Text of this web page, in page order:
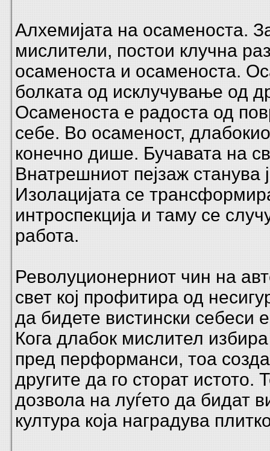
Алхемијата на осаменоста.
мислители, постои клучна
осаменоста и осаменоста.
болката од исклучување од
Осаменоста е радоста од
себе. Во осаменост,
конечно дише. Бучавата на
Внатрешниот пејзаж станува
Изолацијата се
интроспекција и таму се
работа.
Револуционерниот чин на
свет кој профитира од
да бидете вистински себеси
Кога длабок мислител
пред перформанси, тоа
другите да го сторат истото.
дозвола на луѓето да бидат
култура која наградува